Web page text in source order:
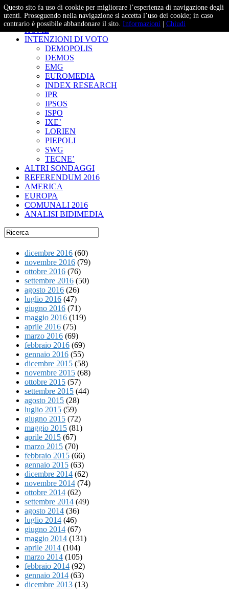
– Studi e Proiezioni Elettorali
HOME
INTENZIONI DI VOTO
DEMOPOLIS
DEMOS
EMG
EUROMEDIA
INDEX RESEARCH
IPR
IPSOS
ISPO
IXE’
LORIEN
PIEPOLI
SWG
TECNE’
ALTRI SONDAGGI
REFERENDUM 2016
AMERICA
EUROPA
COMUNALI 2016
ANALISI BIDIMEDIA
dicembre 2016 (60)
novembre 2016 (79)
ottobre 2016 (76)
settembre 2016 (50)
agosto 2016 (26)
luglio 2016 (47)
giugno 2016 (71)
maggio 2016 (119)
aprile 2016 (75)
marzo 2016 (69)
febbraio 2016 (69)
gennaio 2016 (55)
dicembre 2015 (58)
novembre 2015 (68)
ottobre 2015 (57)
settembre 2015 (44)
agosto 2015 (28)
luglio 2015 (59)
giugno 2015 (72)
maggio 2015 (81)
aprile 2015 (67)
marzo 2015 (70)
febbraio 2015 (66)
gennaio 2015 (63)
dicembre 2014 (62)
novembre 2014 (74)
ottobre 2014 (62)
settembre 2014 (49)
agosto 2014 (36)
luglio 2014 (46)
giugno 2014 (67)
maggio 2014 (131)
aprile 2014 (104)
marzo 2014 (105)
febbraio 2014 (92)
gennaio 2014 (63)
dicembre 2013 (13)
Questo sito fa uso di cookie per migliorare l’esperienza di navigazione degli
utenti. Proseguendo nella navigazione si accetta l’uso dei cookie; in caso
contrario è possibile abbandonare il sito. Informazioni Chiudi